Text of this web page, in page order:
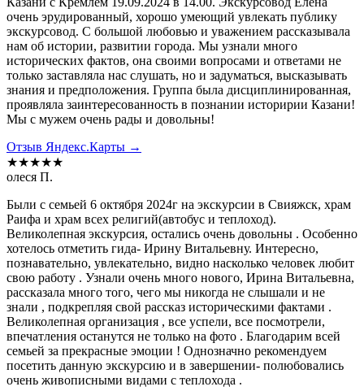
очень эрудированный, хорошо умеющий увлекать публику
экскурсовод. С большой любовью и уважением рассказывала
нам об истории, развитии города. Мы узнали много
исторических фактов, она своими вопросами и ответами не
только заставляла нас слушать, но и задуматься, высказывать
знания и предположения. Группа была дисциплинированная,
проявляла заинтересованность в познании историрии Казани!
Мы с мужем очень рады и довольны!
Отзыв Яндекс.Карты →
★★★★★
олеся П.
Были с семьей 6 октября 2024г на экскурсии в Свияжск, храм
Раифа и храм всех религий(автобус и теплоход).
Великолепная экскурсия, остались очень довольны . Особенно
хотелось отметить гида- Ирину Витальевну. Интересно,
познавательно, увлекательно, видно насколько человек любит
свою работу . Узнали очень много нового, Ирина Витальевна,
рассказала много того, чего мы никогда не слышали и не
знали , подкрепляя свой рассказ историческими фактами .
Великолепная организация , все успели, все посмотрели,
впечатления останутся не только на фото . Благодарим всей
семьей за прекрасные эмоции ! Однозначно рекомендуем
посетить данную экскурсию и в завершении- полюбовались
очень живописными видами с теплохода .